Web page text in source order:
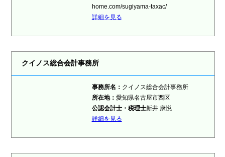
home.com/sugiyama-taxac/
詳細を見る
クイノス総合会計事務所
事務所名： クイノス総合会計事務所
所在地： 愛知県名古屋市西区
公認会計士・税理士新井 康悦
詳細を見る